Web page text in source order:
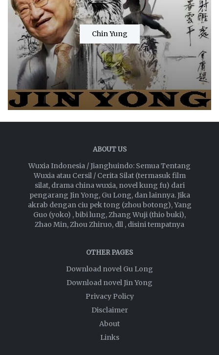
Chin Yung
ABOUT US
Wuxia Indonesia / Jianghuindo: Semua Tentang
Wuxia atau Cersil / Cerita Silat (termasuk film
silat, drama china wuxia, novel kung fu) dari
pengarang Jin Yong, Gu Long, dan lainnya. Jika
akrab dengan ciu pek tong (zhou botong), Yang
Guo (yoko) , bibi lung, Zhang Wuji (thio buki),
Zhao Min, Zhou Zhiruo, dll , disini tempatnya
OTHER PAGES
Download novel Gu Long
Download novel Jin Yong
Privacy Policy
Disclaimer
About
Links